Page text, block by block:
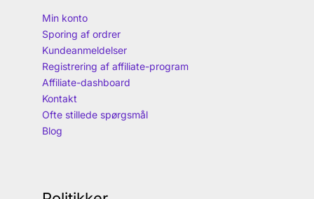
Min konto
Sporing af ordrer
Kundeanmeldelser
Registrering af affiliate-program
Affiliate-dashboard
Kontakt
Ofte stillede spørgsmål
Blog